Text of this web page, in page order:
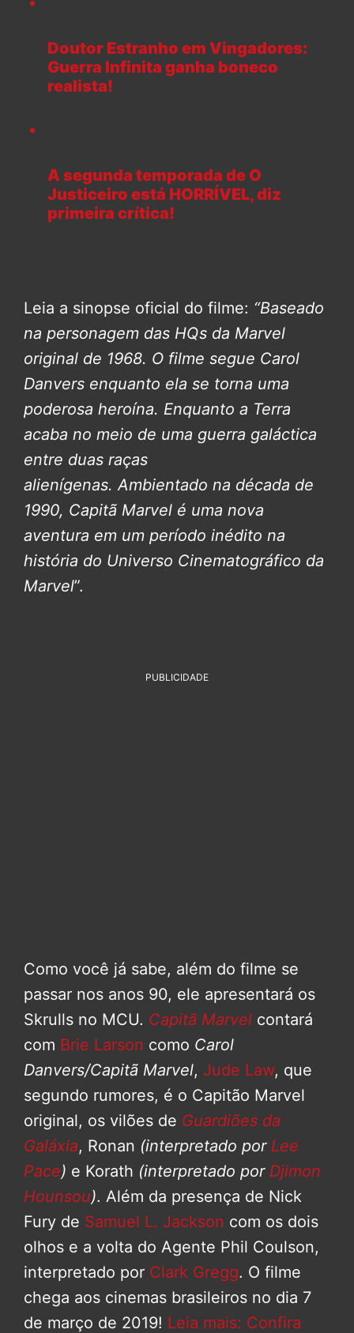
Doutor Estranho em Vingadores:
Guerra Infinita ganha boneco
realista!
A segunda temporada de O
Justiceiro está HORRÍVEL, diz
primeira crítica!
Leia a sinopse oficial do filme: “Baseado
na personagem das HQs da Marvel
original de 1968. O filme segue Carol
Danvers enquanto ela se torna uma
poderosa heroína. Enquanto a Terra
acaba no meio de uma guerra galáctica
entre duas raças
alienígenas. Ambientado na década de
1990, Capitã Marvel é uma nova
aventura em um período inédito na
história do Universo Cinematográfico da
Marvel”.
PUBLICIDADE
Como você já sabe, além do filme se
passar nos anos 90, ele apresentará os
Skrulls no MCU. Capitã Marvel contará
com Brie Larson como Carol
Danvers/Capitã Marvel, Jude Law, que
segundo rumores, é o Capitão Marvel
original, os vilões de Guardiões da
Galáxia, Ronan (interpretado por Lee
Pace) e Korath (interpretado por Djimon
Hounsou). Além da presença de Nick
Fury de Samuel L. Jackson com os dois
olhos e a volta do Agente Phil Coulson,
interpretado por Clark Gregg. O filme
chega aos cinemas brasileiros no dia 7
de março de 2019! Leia mais: Confira